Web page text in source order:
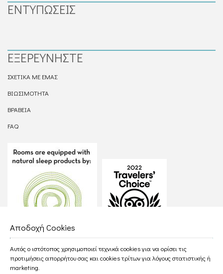
ΕΝΤΥΠΏΣΕΙΣ
ΕΞΕΡΕΥΝΉΣΤΕ
ΣΧΕΤΙΚΆ ΜΕ ΕΜΆΣ
ΒΙΩΣΙΜΌΤΗΤΑ
ΒΡΑΒΕΊΑ
FAQ
Αποδοχή Cookies
Αυτός ο ιστότοπος χρησιμοποιεί τεχνικά cookies για να ορίσει τις
προτιμήσεις απορρήτου σας και cookies τρίτων για λόγους στατιστικής ή
marketing.